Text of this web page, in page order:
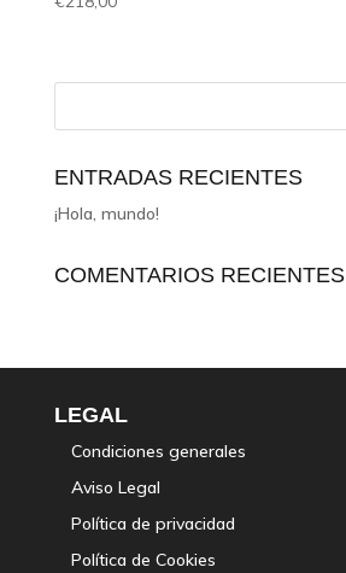
ENTRADAS RECIENTES
¡Hola, mundo!
COMENTARIOS RECIENTES
LEGAL
Condiciones generales
Aviso Legal
Política de privacidad
Política de Cookies